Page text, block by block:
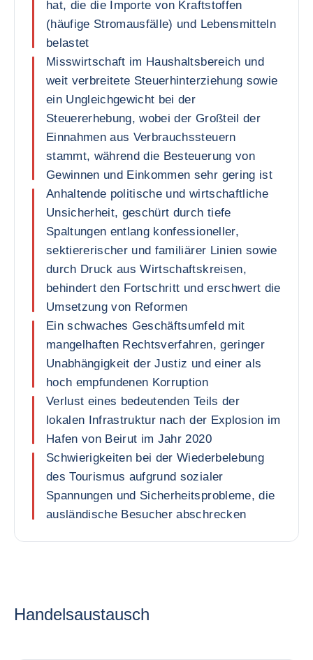
hat, die die Importe von Kraftstoffen
(häufige Stromausfälle) und Lebensmitteln
belastet
Misswirtschaft im Haushaltsbereich und
weit verbreitete Steuerhinterziehung sowie
ein Ungleichgewicht bei der
Steuererhebung, wobei der Großteil der
Einnahmen aus Verbrauchssteuern
stammt, während die Besteuerung von
Gewinnen und Einkommen sehr gering ist
Anhaltende politische und wirtschaftliche
Unsicherheit, geschürt durch tiefe
Spaltungen entlang konfessioneller,
sektiererischer und familiärer Linien sowie
durch Druck aus Wirtschaftskreisen,
behindert den Fortschritt und erschwert die
Umsetzung von Reformen
Ein schwaches Geschäftsumfeld mit
mangelhaften Rechtsverfahren, geringer
Unabhängigkeit der Justiz und einer als
hoch empfundenen Korruption
Verlust eines bedeutenden Teils der
lokalen Infrastruktur nach der Explosion im
Hafen von Beirut im Jahr 2020
Schwierigkeiten bei der Wiederbelebung
des Tourismus aufgrund sozialer
Spannungen und Sicherheitsprobleme, die
ausländische Besucher abschrecken
Handelsaustausch